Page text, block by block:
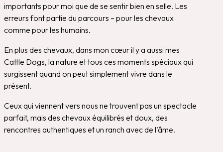
importants pour moi que de se sentir bien en selle. Les
erreurs font partie du parcours – pour les chevaux
comme pour les humains.
En plus des chevaux, dans mon cœur il y a aussi mes
Cattle Dogs, la nature et tous ces moments spéciaux qui
surgissent quand on peut simplement vivre dans le
présent.
Ceux qui viennent vers nous ne trouvent pas un spectacle
parfait, mais des chevaux équilibrés et doux, des
rencontres authentiques et un ranch avec de l’âme.